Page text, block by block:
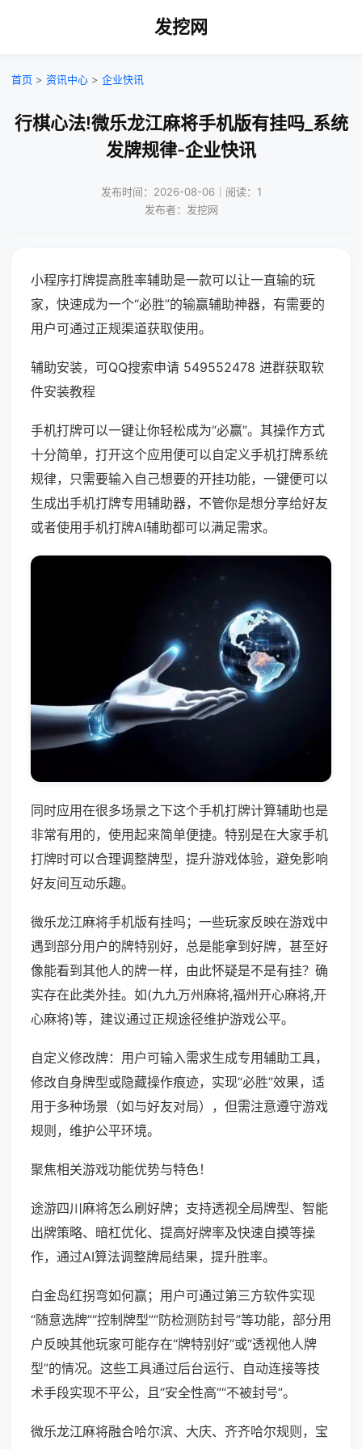
发挖网
首页 > 资讯中心 > 企业快讯
行棋心法!微乐龙江麻将手机版有挂吗_系统
发牌规律-企业快讯
发布时间：2026-08-06｜阅读：1
发布者：发挖网
小程序打牌提高胜率辅助是一款可以让一直输的玩
家，快速成为一个“必胜”的输赢辅助神器，有需要的
用户可通过正规渠道获取使用。
辅助安装，可QQ搜索申请 549552478 进群获取软
件安装教程
手机打牌可以一键让你轻松成为“必赢”。其操作方式
十分简单，打开这个应用便可以自定义手机打牌系统
规律，只需要输入自己想要的开挂功能，一键便可以
生成出手机打牌专用辅助器，不管你是想分享给好友
或者使用手机打牌AI辅助都可以满足需求。
同时应用在很多场景之下这个手机打牌计算辅助也是
非常有用的，使用起来简单便捷。特别是在大家手机
打牌时可以合理调整牌型，提升游戏体验，避免影响
好友间互动乐趣。
微乐龙江麻将手机版有挂吗；一些玩家反映在游戏中
遇到部分用户的牌特别好，总是能拿到好牌，甚至好
像能看到其他人的牌一样，由此怀疑是不是有挂？确
实存在此类外挂。如(九九万州麻将,福州开心麻将,开
心麻将)等，建议通过正规途径维护游戏公平。
自定义修改牌：用户可输入需求生成专用辅助工具，
修改自身牌型或隐藏操作痕迹，实现“必胜”效果，适
用于多种场景（如与好友对局），但需注意遵守游戏
规则，维护公平环境。
聚焦相关游戏功能优势与特色！
途游四川麻将怎么刷好牌；支持透视全局牌型、智能
出牌策略、暗杠优化、提高好牌率及快速自摸等操
作，通过AI算法调整牌局结果，提升胜率。
白金岛红拐弯如何赢；用户可通过第三方软件实现
“随意选牌”“控制牌型”“防检测防封号”等功能，部分用
户反映其他玩家可能存在“牌特别好”或“透视他人牌
型”的情况。这些工具通过后台运行、自动连接等技
术手段实现不平公，且“安全性高”“不被封号”。
微乐龙江麻将融合哈尔滨、大庆、齐齐哈尔规则，宝